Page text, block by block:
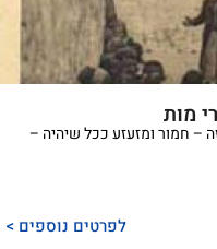
מות
– חמור ומזעזע ככל שיהיה –
לפרטים נוספים >